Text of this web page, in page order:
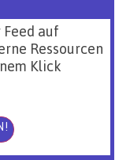
auf
Ressourcen
Klick